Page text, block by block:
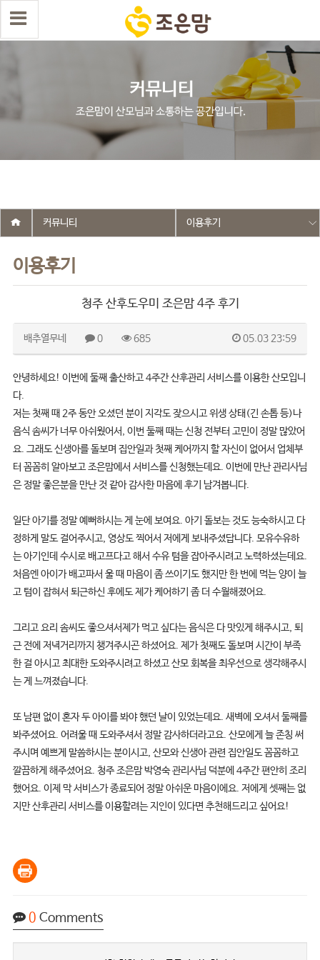
select wr_id, wr_subject from g5_write_m05_04 where wr_is_comment
= 0 and wr_datetime <= '2026-05-03 23:59:47' and wr_id <> '2732'
order by wr_datetime desc limit 1 asdasf
이용후기
커뮤니티 이용후기
청주 산후도우미 조은맘 4주 후기
배추열무네 0 685 05.03 23:59
안녕하세요! 이번에 둘째 출산하고 4주간 산후관리 서비스를 이용한 산모입니
다.
저는 첫째 때 2주 동안 오셨던 분이 지각도 잦으시고 위생 상태(긴 손톱 등)나
음식 솜씨가 너무 아쉬웠어서, 이번 둘째 때는 신청 전부터 고민이 정말 많았어
요. 그래도 신생아를 돌보며 집안일과 첫째 케어까지 할 자신이 없어서 업체부
터 꼼꼼히 알아보고 조은맘에서 서비스를 신청했는데요. 이번에 만난 관리사님
은 정말 좋은분을 만난 것 같아 감사한 마음에 후기 남겨봅니다.
일단 아기를 정말 예뻐하시는 게 눈에 보여요. 아기 돌보는 것도 능숙하시고 다
정하게 말도 걸어주시고, 영상도 찍어서 저에게 보내주셨답니다. 모유수유하
는 아기인데 수시로 배고프다고 해서 수유 텀을 잡아주시려고 노력하셨는데요.
처음엔 아이가 배고파서 울 때 마음이 좀 쓰이기도 했지만 한 번에 먹는 양이 늘
고 텀이 잡혀서 퇴근하신 후에도 제가 케어하기 좀 더 수월해졌어요.
그리고 요리 솜씨도 좋으셔서제가 먹고 싶다는 음식은 다 맛있게 해주시고, 퇴
근 전에 저녁거리까지 챙겨주시곤 하셨어요. 제가 첫째도 돌보며 시간이 부족
한 걸 아시고 최대한 도와주시려고 하셨고 산모 회복을 최우선으로 생각해주시
는 게 느껴졌습니다.
또 남편 없이 혼자 두 아이를 봐야 했던 날이 있었는데요. 새벽에 오셔서 둘째를
봐주셨어요. 어려울 때 도와주셔서 정말 감사하더라고요. 산모에게 늘 존칭 써
주시며 예쁘게 말씀하시는 분이시고, 산모와 신생아 관련 집안일도 꼼꼼하고
깔끔하게 해주셨어요. 청주 조은맘 박영숙 관리사님 덕분에 4주간 편안히 조리
했어요. 이제 막 서비스가 종료되어 정말 아쉬운 마음이에요. 저에게 셋째는 없
지만 산후관리 서비스를 이용할려는 지인이 있다면 추천해드리고 싶어요!
0 Comments